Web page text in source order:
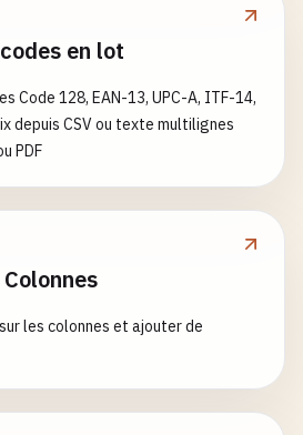
en lot
Code 128, EAN-13, UPC-A, ITF-14,
depuis CSV ou texte multilignes
PDF
les colonnes et ajouter de